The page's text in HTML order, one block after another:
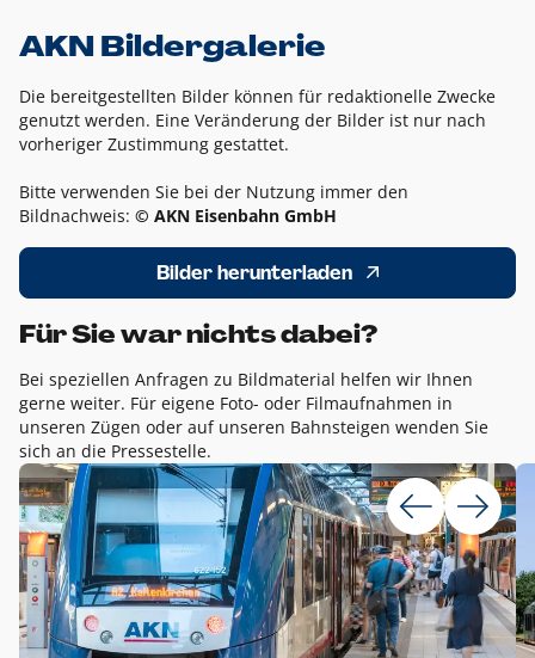
AKN Bildergalerie
Die bereitgestellten Bilder können für redaktionelle Zwecke
genutzt werden. Eine Veränderung der Bilder ist nur nach
vorheriger Zustimmung gestattet.
Bitte verwenden Sie bei der Nutzung immer den
Bildnachweis: © AKN Eisenbahn GmbH
Bilder herunterladen
Für Sie war nichts dabei?
Bei speziellen Anfragen zu Bildmaterial helfen wir Ihnen
gerne weiter. Für eigene Foto- oder Filmaufnahmen in
unseren Zügen oder auf unseren Bahnsteigen wenden Sie
sich an die Pressestelle.